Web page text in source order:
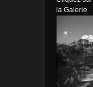
la Galerie.